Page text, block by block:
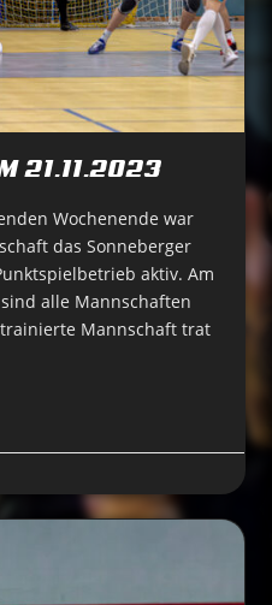
21.11.2023
Wochenende war
das Sonneberger
aktiv. Am
alle Mannschaften
Mannschaft trat